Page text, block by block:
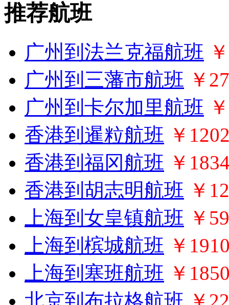
推荐航班
广州到法兰克福航班
广州到三藩市航班 ￥
广州到卡尔加里航班
香港到暹粒航班 ￥
香港到福冈航班 ￥
香港到胡志明航班 ￥
上海到女皇镇航班 ￥
上海到槟城航班 ￥
上海到塞班航班 ￥
北京到布拉格航班 ￥